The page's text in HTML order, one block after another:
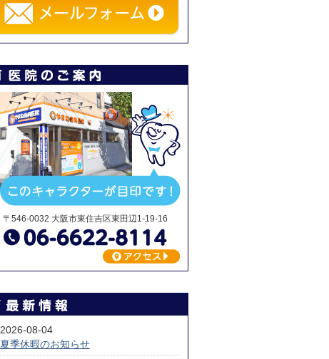
〒546-0032 大阪市東住吉区東田辺1-19-16
2026-08-04
夏季休暇のお知らせ